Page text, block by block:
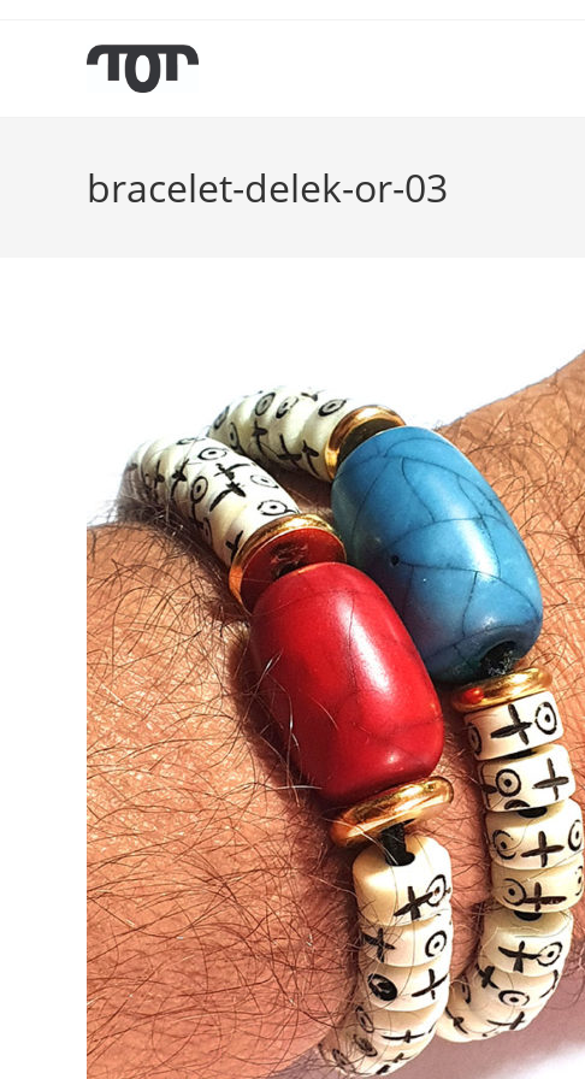
bracelet-delek-or-03